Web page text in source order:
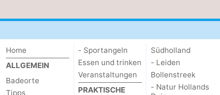
Home
ALLGEMEIN
Badeorte
Tipps
- Sportangeln
Essen und trinken
Veranstaltungen
PRAKTISCHE
Südholland
- Leiden
Bollenstreek
- Natur Hollands